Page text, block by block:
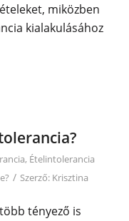
miközben
kialakulásához
, Ételintolerancia
/ Szerző: Krisztina
tényező is